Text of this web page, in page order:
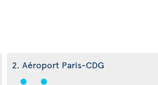
2. Aéroport Paris-CDG